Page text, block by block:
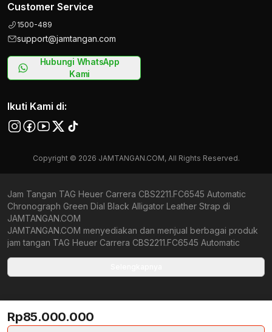
Customer Service
1500-489
support@jamtangan.com
Hubungi WhatsApp
Kami
Ikuti Kami di:
Copyright © 2026 JAMTANGAN.COM, All Rights Reserved.
Jam Tangan TAG Heuer Carrera CBS2211.FC6545 Automatic
Chronograph Green Dial Black Alligator Leather Strap di
JAMTANGAN.COM
JAMTANGAN.COM menyediakan dan menjual berbagai produk
jam tangan TAG Heuer Carrera CBS2211.FC6545 Automatic
Kami berkomitmen untuk memberi penawaran terbaik bagi
yang tersedia merupakan produk jam tangan original,
berkualitas tinggi, dan memiliki harga yang lebih terjangkau dari
toko online Indonesia lainnya. Anda, watchlovers, merupakan
Rp85.000.000